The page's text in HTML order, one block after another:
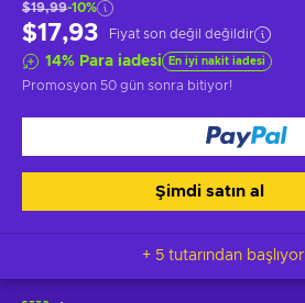
$19,99-10%
$17,93 Fiyat son değil değildir
14% Para iadesi En iyi nakit iadesi
Promosyon 50 gün sonra bitiyor!
Şimdi satın al
+ 5 tutarından başlıyor